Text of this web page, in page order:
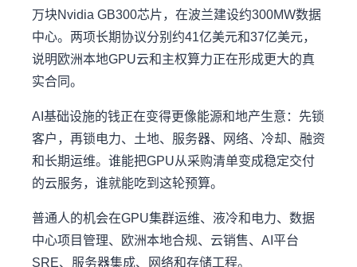
万块Nvidia GB300芯片，在波兰建设约300MW数据
中心。两项长期协议分别约41亿美元和37亿美元，
说明欧洲本地GPU云和主权算力正在形成更大的真
实合同。
AI基础设施的钱正在变得更像能源和地产生意：先锁
客户，再锁电力、土地、服务器、网络、冷却、融资
和长期运维。谁能把GPU从采购清单变成稳定交付
的云服务，谁就能吃到这轮预算。
普通人的机会在GPU集群运维、液冷和电力、数据
中心项目管理、欧洲本地合规、云销售、AI平台
SRE、服务器集成、网络和存储工程。